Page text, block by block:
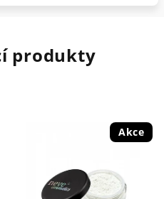
produkty
Akce